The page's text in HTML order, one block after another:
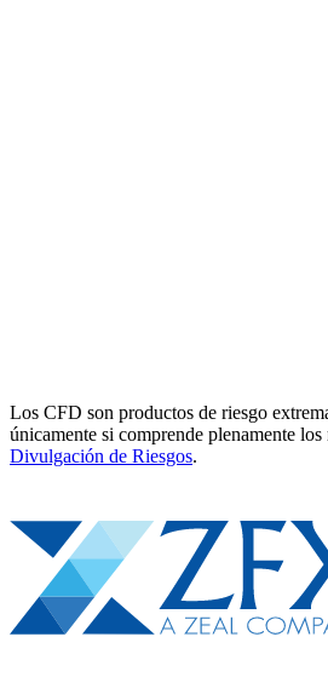
Los CFD son productos de riesgo
únicamente si comprende plenamente los
Divulgación de Riesgos.